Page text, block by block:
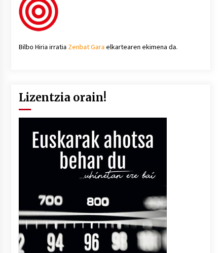
Bilbo Hiria irratia Zenbat Gara elkartearen ekimena da.
Lizentzia orain!